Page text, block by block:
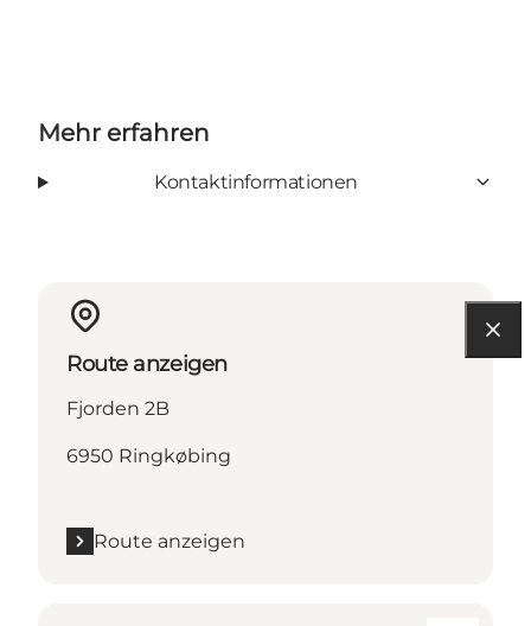
Mehr erfahren
Kontaktinformationen
Route anzeigen
Fjorden 2B
6950 Ringkøbing
Route anzeigen